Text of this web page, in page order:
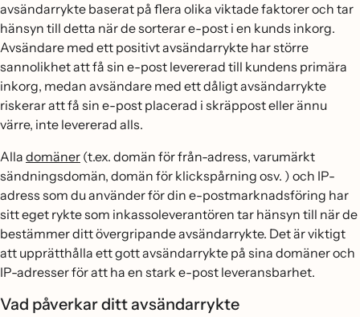
avsändarrykte baserat på flera olika viktade faktorer och tar
hänsyn till detta när de sorterar e-post i en kunds inkorg.
Avsändare med ett positivt avsändarrykte har större
sannolikhet att få sin e-post levererad till kundens primära
inkorg, medan avsändare med ett dåligt avsändarrykte
riskerar att få sin e-post placerad i skräppost eller ännu
värre, inte levererad alls.
Alla domäner (t.ex. domän för från-adress, varumärkt
sändningsdomän, domän för klickspårning osv. ) och IP-
adress som du använder för din e-postmarknadsföring har
sitt eget rykte som inkassoleverantören tar hänsyn till när de
bestämmer ditt övergripande avsändarrykte. Det är viktigt
att upprätthålla ett gott avsändarrykte på sina domäner och
IP-adresser för att ha en stark e-post leveransbarhet.
Vad påverkar ditt avsändarrykte